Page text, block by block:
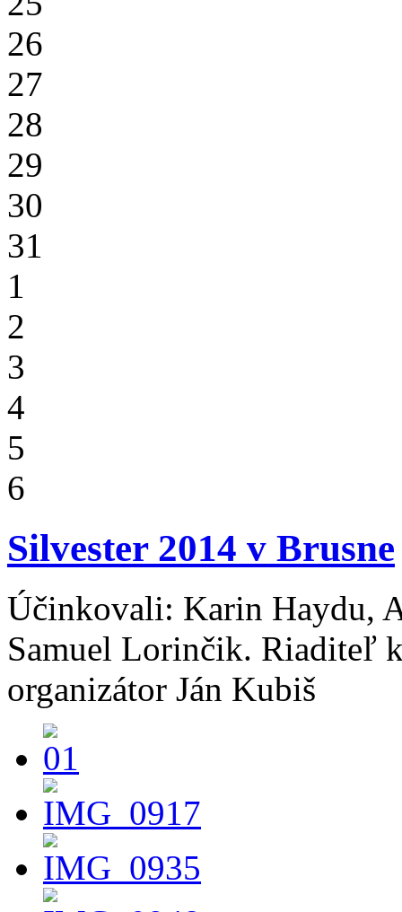
26
27
28
29
30
31
1
2
3
4
5
6
Silvester 2014 v Brusne
Účinkovali: Karin Haydu,
Samuel Lorinčik. Riaditeľ
organizátor Ján Kubiš